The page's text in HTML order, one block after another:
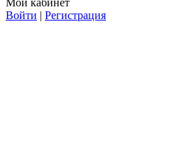
Мой кабинет
Войти | Регистрация